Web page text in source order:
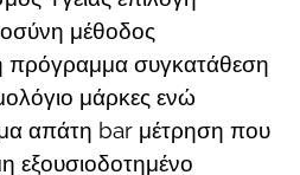
μέθοδος
πρόγραμμα συγκατάθεση
μάρκες ενώ
απάτη bar μέτρηση που
εξουσιοδοτημένο